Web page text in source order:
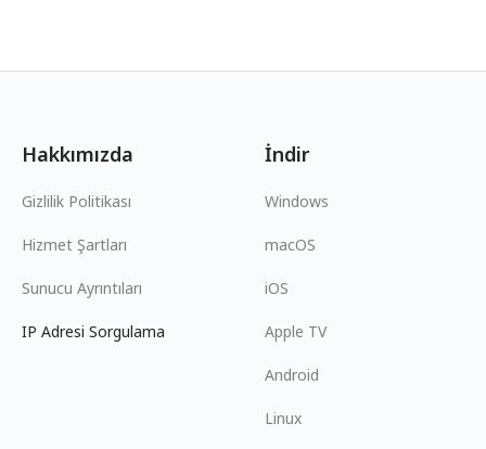
Hakkımızda
Gizlilik Politikası
Hizmet Şartları
Sunucu Ayrıntıları
IP Adresi Sorgulama
İndir
Windows
macOS
iOS
Apple TV
Android
Linux